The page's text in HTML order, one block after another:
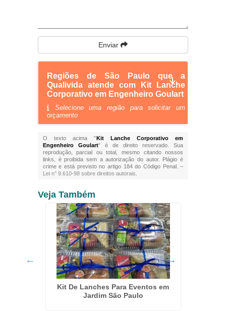
Enviar
Regiões de São Paulo que a
Qualivida atende com Kit Lanche
Corporativo em Engenheiro Goulart
Selecione uma região para solicitar um
orçamento
O texto acima "Kit Lanche Corporativo em
Engenheiro Goulart" é de direito reservado. Sua
reprodução, parcial ou total, mesmo citando nossos
links, é proibida sem a autorização do autor. Plágio é
crime e está previsto no artigo 184 do Código Penal. –
Lei n° 9.610-98 sobre direitos autorais
Veja Também
Kit De Lanches Para Eventos em
Jardim São Paulo